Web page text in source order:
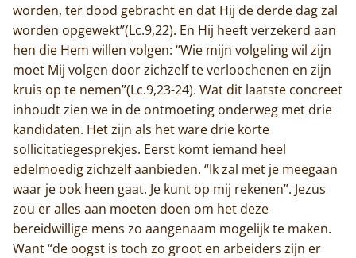
worden, ter dood gebracht en dat Hij de derde dag zal
worden opgewekt”(Lc.9,22). En Hij heeft verzekerd aan
hen die Hem willen volgen: “Wie mijn volgeling wil zijn
moet Mij volgen door zichzelf te verloochenen en zijn
kruis op te nemen”(Lc.9,23-24). Wat dit laatste concreet
inhoudt zien we in de ontmoeting onderweg met drie
kandidaten. Het zijn als het ware drie korte
sollicitatiegesprekjes. Eerst komt iemand heel
edelmoedig zichzelf aanbieden. “Ik zal met je meegaan
waar je ook heen gaat. Je kunt op mij rekenen”. Jezus
zou er alles aan moeten doen om het deze
bereidwillige mens zo aangenaam mogelijk te maken.
Want “de oogst is toch zo groot en arbeiders zijn er